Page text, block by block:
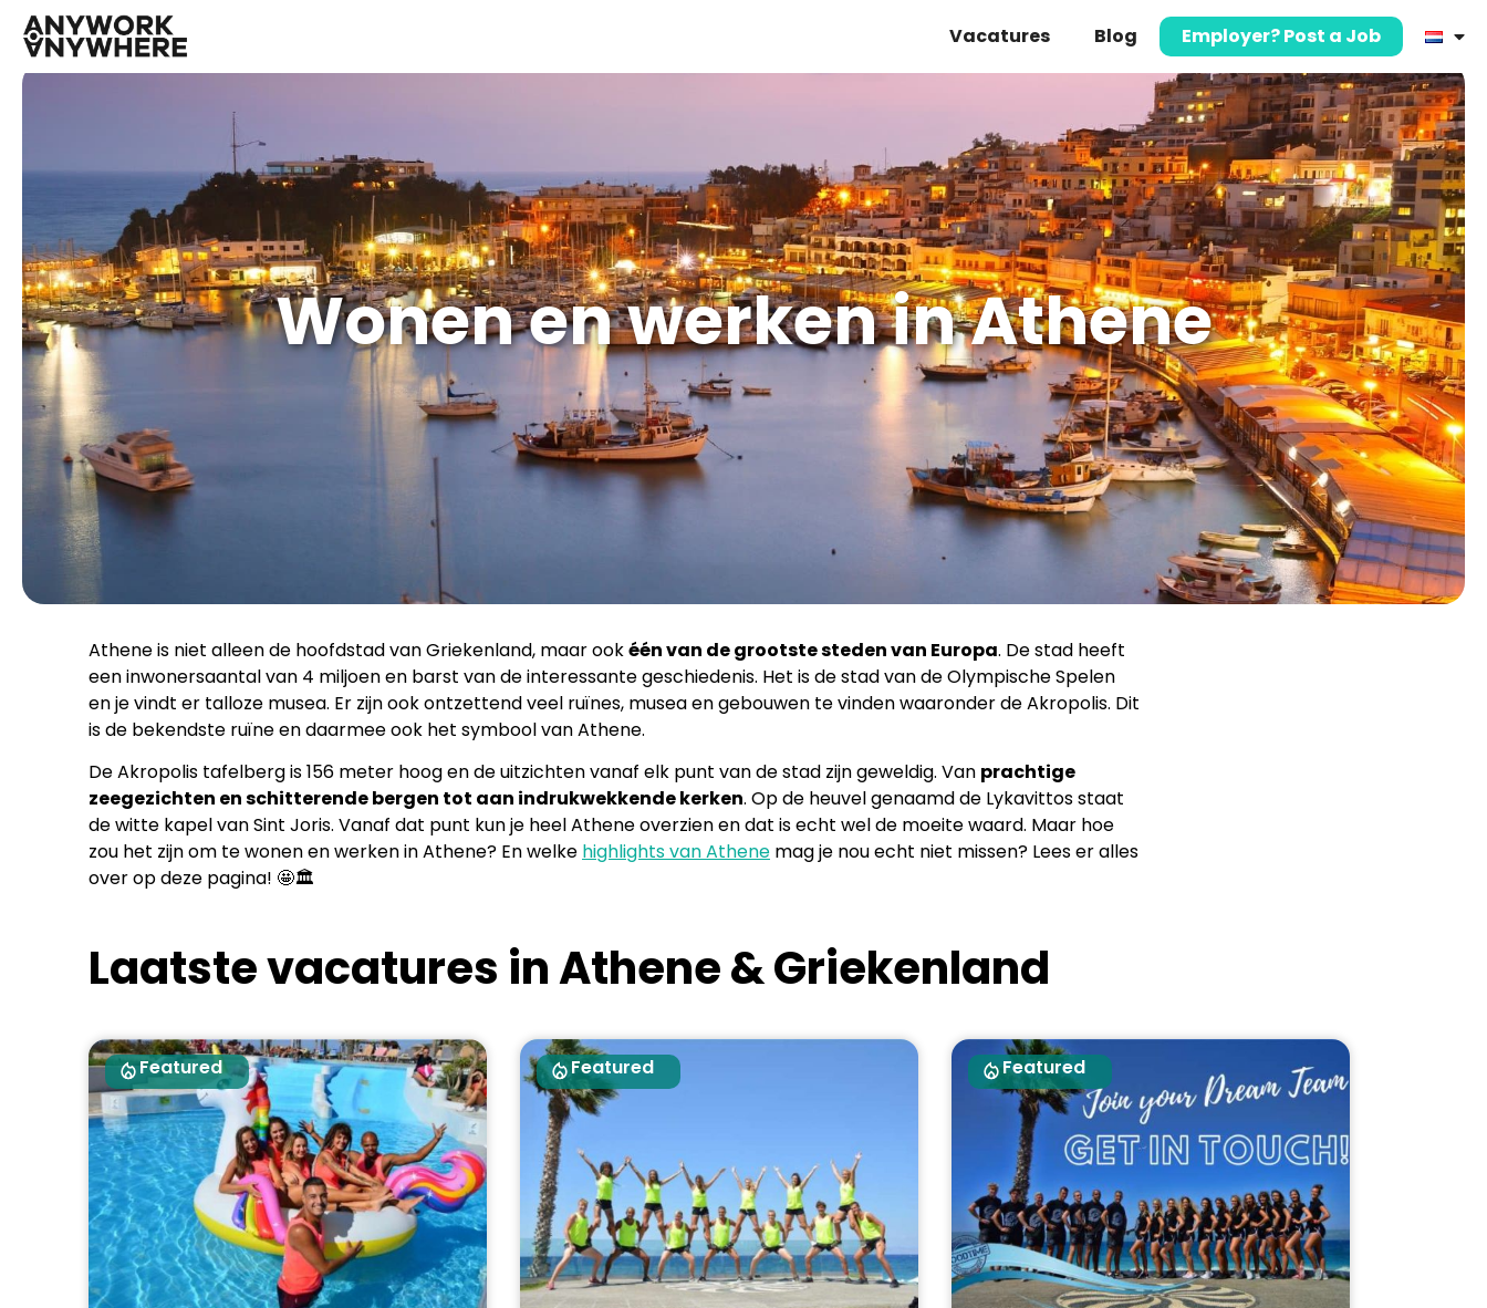
Vacatures Blog Employer? Post a Job
Wonen en werken in Athene
Athene is niet alleen de hoofdstad van Griekenland, maar ookéén van de grootste steden van Europa. De stad heeft
een inwonersaantal van 4 miljoen en barst van de interessante geschiedenis. Het is de stad van de Olympische Spelen
en je vindt er talloze musea. Er zijn ook ontzettend veel ruïnes, musea en gebouwen te vinden waaronder de Akropolis. Dit
is de bekendste ruïne en daarmee ook het symbool van Athene.
De Akropolis tafelberg is 156 meter hoog en de uitzichten vanaf elk punt van de stad zijn geweldig. Van prachtige
zeegezichten en schitterende bergen tot aan indrukwekkende kerken. Op de heuvel genaamd de Lykavittos staat
de witte kapel van Sint Joris. Vanaf dat punt kun je heel Athene overzien en dat is echt wel de moeite waard. Maar hoe
zou het zijn om te wonen en werken in Athene? En welke highlights van Athene mag je nou echt niet missen? Lees er alles
over op deze pagina! 🤩🏛️
Laatste vacatures in Athene & Griekenland
Featured Featured Featured